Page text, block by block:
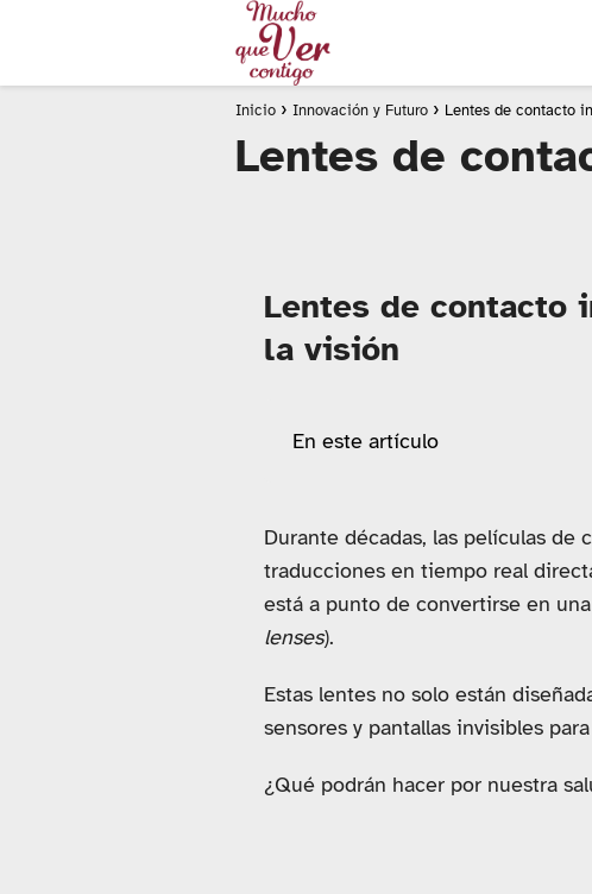
Inicio Innovación y Futuro Lentes de contacto
Lentes de
Lentes de contacto
la visión
En este artículo
Durante décadas, las películas de
traducciones en tiempo real
está a punto de convertirse en
lenses).
Estas lentes no solo están
sensores y pantallas invisibles
¿Qué podrán hacer por nuestra